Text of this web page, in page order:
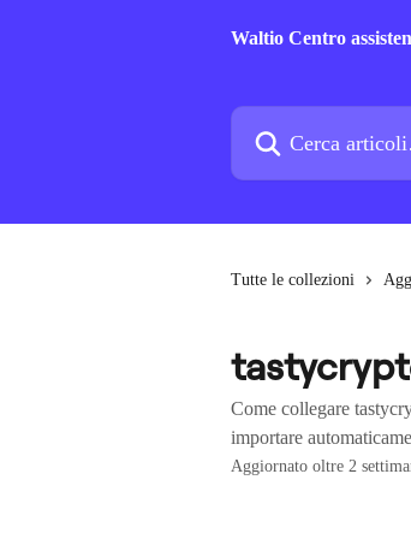
Waltio Centro
Cerca articoli…
Tutte le collezioni
Come collegare
importare
Aggiornato oltre 2